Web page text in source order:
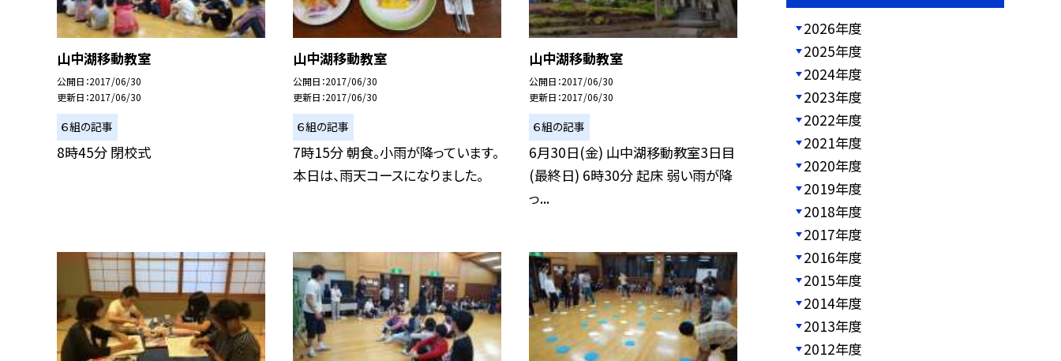
山中湖移動教室
公開日 2017/06/30
更新日 2017/06/30
６組の記事
8時45分 閉校式
山中湖移動教室
公開日 2017/06/30
更新日 2017/06/30
６組の記事
7時15分 朝食。小雨が降っています。
本日は、雨天コースになりました。
山中湖移動教室
公開日 2017/06/30
更新日 2017/06/30
６組の記事
6月30日(金) 山中湖移動教室3日目
(最終日) 6時30分 起床 弱い雨が降
っ...
2026年度
2025年度
2024年度
2023年度
2022年度
2021年度
2020年度
2019年度
2018年度
2017年度
2016年度
2015年度
2014年度
2013年度
2012年度